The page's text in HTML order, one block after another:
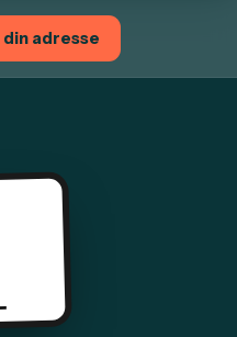
adresse